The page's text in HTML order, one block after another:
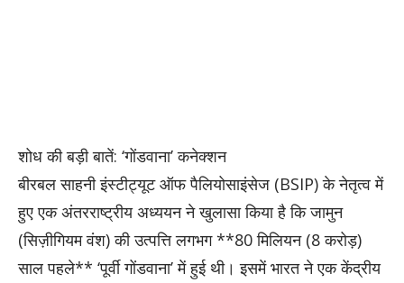
शोध की बड़ी बातें: ‘गोंडवाना’ कनेक्शन
बीरबल साहनी इंस्टीट्यूट ऑफ पैलियोसाइंसेज (BSIP) के नेतृत्व में
हुए एक अंतरराष्ट्रीय अध्ययन ने खुलासा किया है कि जामुन
(सिज़ीगियम वंश) की उत्पत्ति लगभग **80 मिलियन (8 करोड़)
साल पहले** ‘पूर्वी गोंडवाना’ में हुई थी। इसमें भारत ने एक केंद्रीय